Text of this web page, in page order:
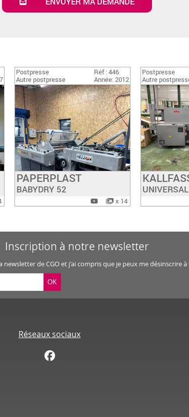
Postpresse
Autre postpresse
Réf : 446
Année: 2012
Have a look
PAPERPLAST
BABYDRY 52
x 14
Postpresse
Autre
Inscription à notre newsletter
newsletter de CGO et j'ai compris que je peux me désinscrire
Réseaux sociaux